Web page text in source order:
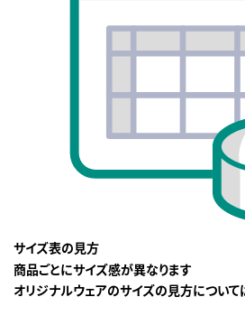
サイズ表の見方
商品ごとにサイズ感が異なります
オリジナルウェアのサイズの見方について